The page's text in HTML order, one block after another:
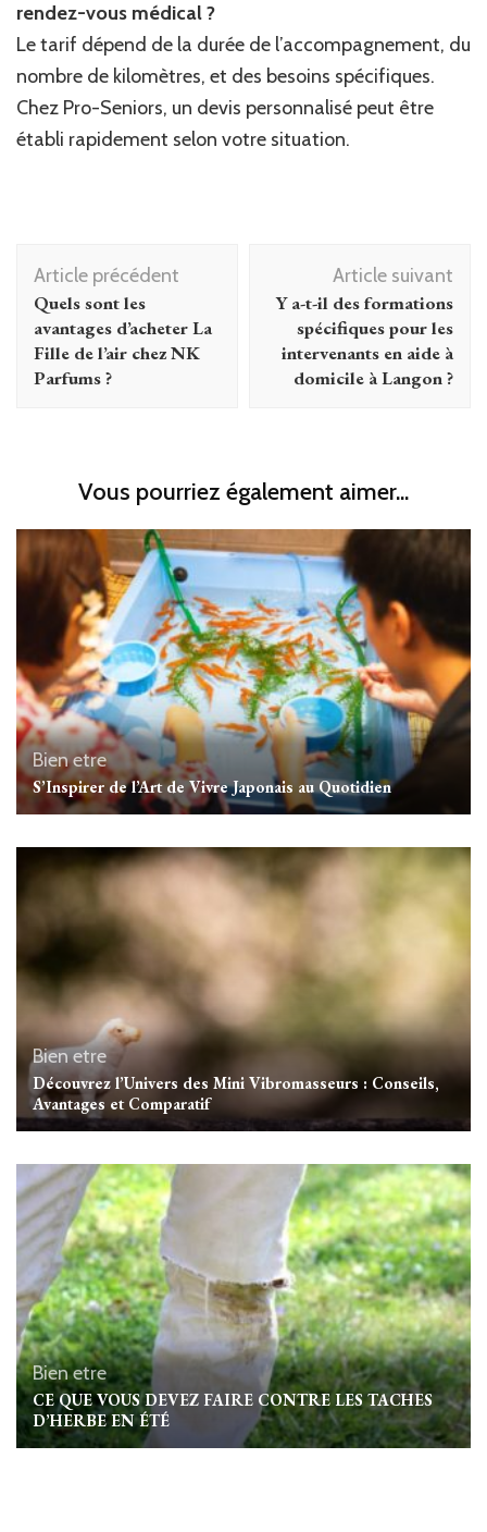
rendez-vous médical ?
Le tarif dépend de la durée de l’accompagnement, du
nombre de kilomètres, et des besoins spécifiques.
Chez Pro-Seniors, un devis personnalisé peut être
établi rapidement selon votre situation.
Navigation
d'article
Article précédent
Quels sont les
avantages d’acheter La
Fille de l’air chez NK
Parfums ?
Article suivant
Y a-t-il des formations
spécifiques pour les
intervenants en aide à
domicile à Langon ?
Vous pourriez également aimer...
Bien etre
S’Inspirer de l’Art de Vivre Japonais au Quotidien
Bien etre
Découvrez l’Univers des Mini Vibromasseurs : Conseils,
Avantages et Comparatif
Bien etre
CE QUE VOUS DEVEZ FAIRE CONTRE LES TACHES
D’HERBE EN ÉTÉ